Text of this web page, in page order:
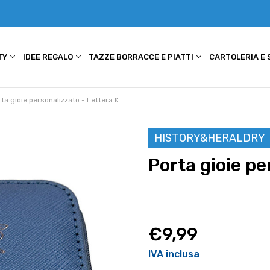
IDEE REGALO TAZZE BORRACCE E PIATTI CARTOLERIA E
gioie personalizzato - Lettera K
HISTORY&HERALDRY
Porta gioie
€9,99
IVA inclusa